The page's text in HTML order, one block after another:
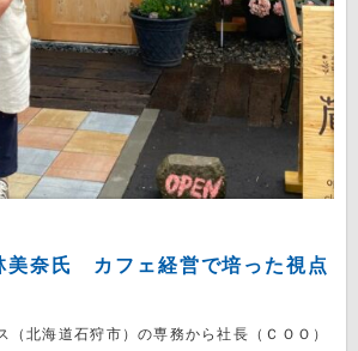
美奈氏 カフェ経営で培った視点
（北海道石狩市）の専務から社長（ＣＯＯ）